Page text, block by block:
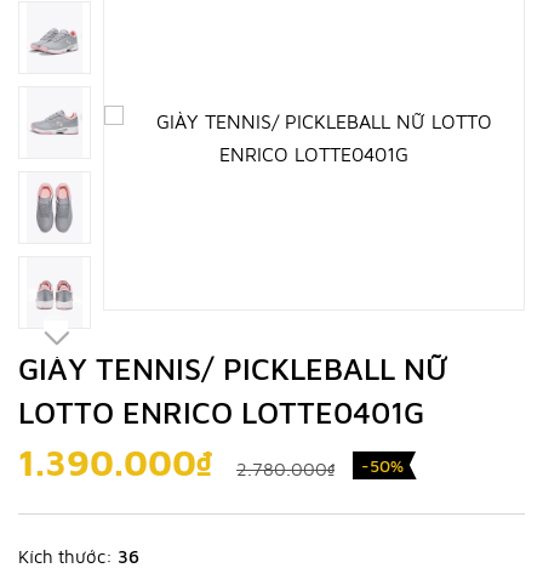
GIÀY TENNIS/ PICKLEBALL NỮ
LOTTO ENRICO LOTTE0401G
1.390.000₫ 2.780.000₫ -50%
Kích thước: 36